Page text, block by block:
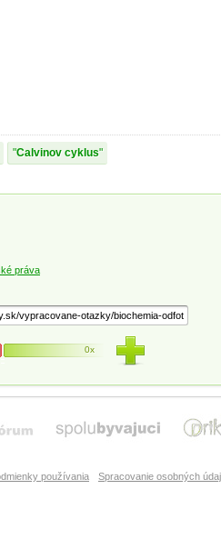
Calvinov cyklus
práva
0x
používania Spracovanie osobných